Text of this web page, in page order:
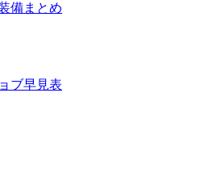
備まとめ
ブ早見表